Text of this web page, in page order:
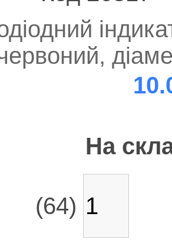
На
(64)